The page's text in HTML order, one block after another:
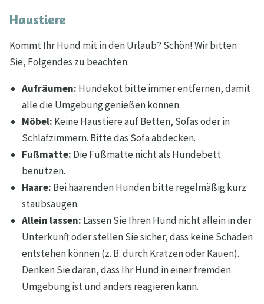
Haustiere
Kommt Ihr Hund mit in den Urlaub? Schön! Wir bitten
Sie, Folgendes zu beachten:
Aufräumen: Hundekot bitte immer entfernen, damit
alle die Umgebung genießen können.
Möbel: Keine Haustiere auf Betten, Sofas oder in
Schlafzimmern. Bitte das Sofa abdecken.
Fußmatte: Die Fußmatte nicht als Hundebett
benutzen.
Haare: Bei haarenden Hunden bitte regelmäßig kurz
staubsaugen.
Allein lassen: Lassen Sie Ihren Hund nicht allein in der
Unterkunft oder stellen Sie sicher, dass keine Schäden
entstehen können (z. B. durch Kratzen oder Kauen).
Denken Sie daran, dass Ihr Hund in einer fremden
Umgebung ist und anders reagieren kann.